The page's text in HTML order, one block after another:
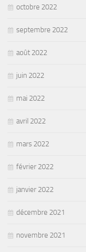
octobre 2022
septembre 2022
août 2022
juin 2022
mai 2022
avril 2022
mars 2022
février 2022
janvier 2022
décembre 2021
novembre 2021